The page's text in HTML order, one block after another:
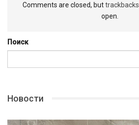
Comments are closed, buttrackbacks
open.
Поиск
Новости